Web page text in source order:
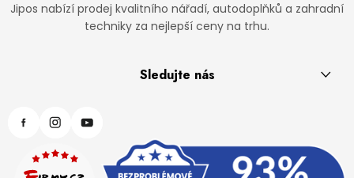
Jipos nabízí prodej kvalitního nářadí, autodoplňků a zahradní
techniky za nejlepší ceny na trhu.
Sledujte nás